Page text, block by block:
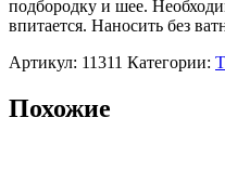
подбородку и шее.
впитается. Наносить без
Артикул: 11311 Категории:
Похожие